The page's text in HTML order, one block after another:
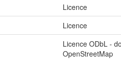
Licence
Licence
Licence ODbL -
OpenStreetMap